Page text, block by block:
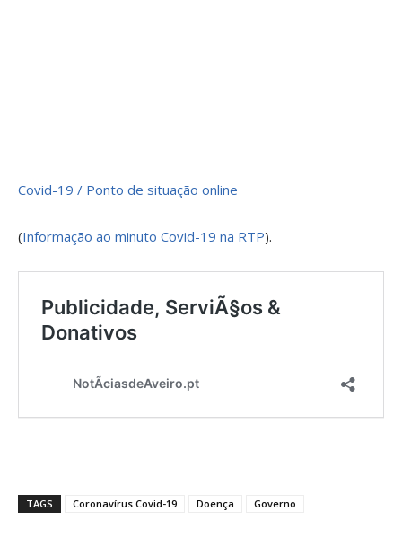
Covid-19 / Ponto de situação online
(Informação ao minuto Covid-19 na RTP).
TAGS Coronavírus Covid-19 Doença Governo